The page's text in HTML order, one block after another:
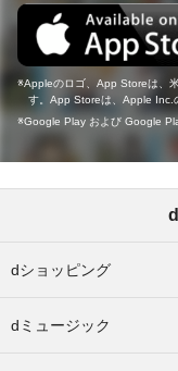
Appleのロゴ、App Storeは、
す。App Storeは、Apple Inc.
Google Play および Google
dショッピング
dミュージック